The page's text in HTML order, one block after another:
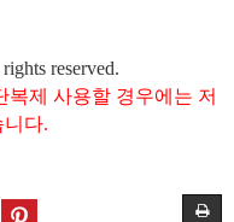
reserved.
복제 사용할 경우에는 저
다.